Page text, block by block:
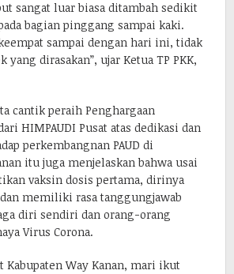
sangat luar biasa ditambah sedikit
bagian pinggang sampai kaki.
sampai dengan hari ini, tidak
yang dirasakan”, ujar Ketua TP PKK,
cantik peraih Penghargaan
HIMPAUDI Pusat atas dedikasi dan
perkembangnan PAUD di
itu juga menjelaskan bahwa usai
vaksin dosis pertama, dirinya
memiliki rasa tanggungjawab
diri sendiri dan orang-orang
Virus Corona.
Kabupaten Way Kanan, mari ikut